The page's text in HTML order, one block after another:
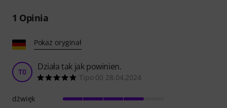
1 Opinia
Pokaż oryginał
T0 Działa tak jak powinien.
Tipo 00 28.04.2024
dźwięk